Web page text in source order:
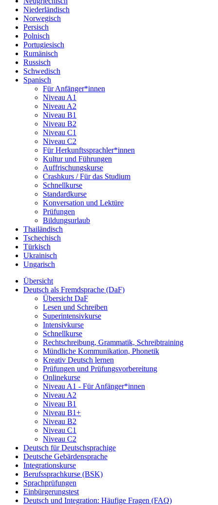
Niederländisch
Norwegisch
Persisch
Polnisch
Portugiesisch
Rumänisch
Russisch
Schwedisch
Spanisch
Für Anfänger*innen
Niveau A1
Niveau A2
Niveau B1
Niveau B2
Niveau C1
Niveau C2
Für Herkunftssprachler*innen
Kultur und Führungen
Auffrischungskurse
Crashkurs / Für das Studium
Schnellkurse
Standardkurse
Konversation und Lektüre
Prüfungen
Bildungsurlaub
Thailändisch
Tschechisch
Türkisch
Ukrainisch
Ungarisch
Übersicht
Deutsch als Fremdsprache (DaF)
Übersicht DaF
Lesen und Schreiben
Superintensivkurse
Intensivkurse
Schnellkurse
Rechtschreibung, Grammatik, Schreibtraining
Mündliche Kommunikation, Phonetik
Kreativ Deutsch lernen
Prüfungen und Prüfungsvorbereitung
Onlinekurse
Niveau A1 - Für Anfänger*innen
Niveau A2
Niveau B1
Niveau B1+
Niveau B2
Niveau C1
Niveau C2
Deutsch für Deutschsprachige
Deutsche Gebärdensprache
Integrationskurse
Berufssprachkurse (BSK)
Sprachprüfungen
Einbürgerungstest
Deutsch und Integration: Häufige Fragen (FAQ)